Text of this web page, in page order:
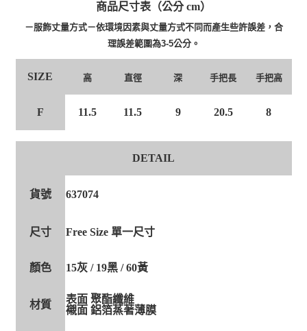
商品尺寸表（公分 cm）
－服飾丈量方式－依環境因素與丈量方式不同而產生些許誤差，合
理誤差範圍為3-5公分。
SIZE 高 直徑 深 手把長 手把高
F 11.5 11.5 9 20.5 8
DETAIL
貨號 637074
尺寸 Free Size 單一尺寸
顏色 15灰 / 19黑 / 60黃
材質
表面 聚酯纖維
襯面 鋁箔蒸著薄膜